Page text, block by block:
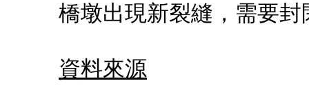
橋墩出現新裂縫，需要封
資料來源